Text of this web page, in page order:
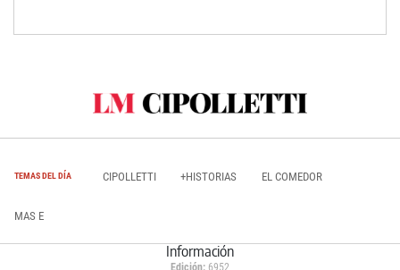
TEMAS DEL DÍA CIPOLLETTI +HISTORIAS EL COMEDOR
MAS E
Información
Edición: 6952